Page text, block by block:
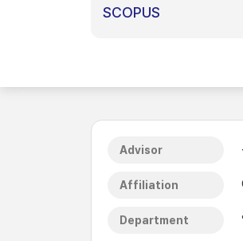
SCOPUS
Advisor
Affiliation
Department